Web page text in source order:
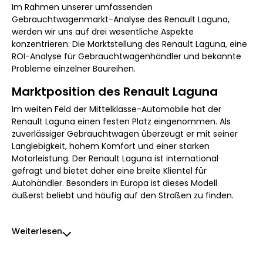
Im Rahmen unserer umfassenden
Gebrauchtwagenmarkt-Analyse des Renault Laguna,
werden wir uns auf drei wesentliche Aspekte
konzentrieren: Die Marktstellung des Renault Laguna, eine
ROI-Analyse für Gebrauchtwagenhändler und bekannte
Probleme einzelner Baureihen.
Marktposition des Renault Laguna
Im weiten Feld der Mittelklasse-Automobile hat der
Renault Laguna einen festen Platz eingenommen. Als
zuverlässiger Gebrauchtwagen überzeugt er mit seiner
Langlebigkeit, hohem Komfort und einer starken
Motorleistung. Der Renault Laguna ist international
gefragt und bietet daher eine breite Klientel für
Autohändler. Besonders in Europa ist dieses Modell
äußerst beliebt und häufig auf den Straßen zu finden.
Weiterlesen